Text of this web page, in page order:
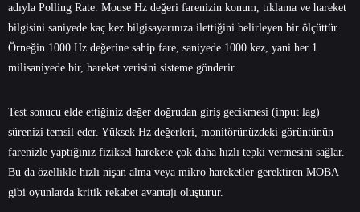
adıyla Polling Rate. Mouse Hz değeri farenizin konum, tıklama ve hareket
bilgisini saniyede kaç kez bilgisayarınıza ilettiğini belirleyen bir ölçüttür.
Örneğin 1000 Hz değerine sahip fare, saniyede 1000 kez, yani her 1
milisaniyede bir, hareket verisini sisteme gönderir.
Test sonucu elde ettiğiniz değer doğrudan giriş gecikmesi (input lag)
sürenizi temsil eder. Yüksek Hz değerleri, monitörünüzdeki görüntünün
farenizle yaptığınız fiziksel harekete çok daha hızlı tepki vermesini sağlar.
Bu da özellikle hızlı nişan alma veya mikro hareketler gerektiren MOBA
gibi oyunlarda kritik rekabet avantajı oluşturur.